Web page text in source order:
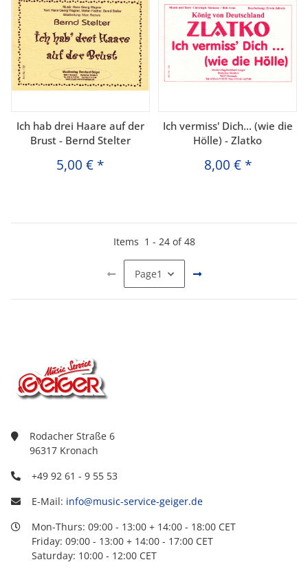
Ich hab drei Haare auf der
Brust - Bernd Stelter
5,00 € *
Ich vermiss' Dich... (wie die
Hölle) - Zlatko
8,00 € *
Items 1 - 24of48
Page1
Rodacher Straße 6
96317 Kronach
+49 92 61 - 9 55 53
E-Mail: info@music-service-geiger.de
Mon-Thurs: 09:00 - 13:00 + 14:00 - 18:00 CET
Friday: 09:00 - 13:00 + 14:00 - 17:00 CET
Saturday: 10:00 - 12:00 CET